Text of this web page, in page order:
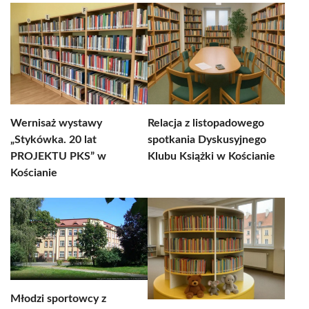
Wernisaż wystawy
„Stykówka. 20 lat
PROJEKTU PKS” w
Kościanie
Relacja z listopadowego
spotkania Dyskusyjnego
Klubu Książki w Kościanie
Młodzi sportowcy z